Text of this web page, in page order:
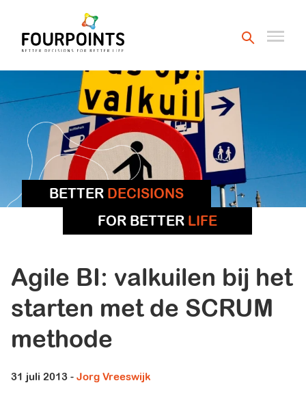
BETTER DECISIONS
FOR BETTER LIFE
Agile BI: valkuilen bij het
starten met de SCRUM
methode
31 juli 2013 - Jorg Vreeswijk